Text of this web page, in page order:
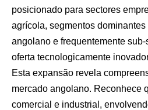
posicionado para sectores
agrícola, segmentos
angolano e frequentemente
oferta tecnologicamente
Esta expansão revela
mercado angolano. Reconhece
comercial e industrial,